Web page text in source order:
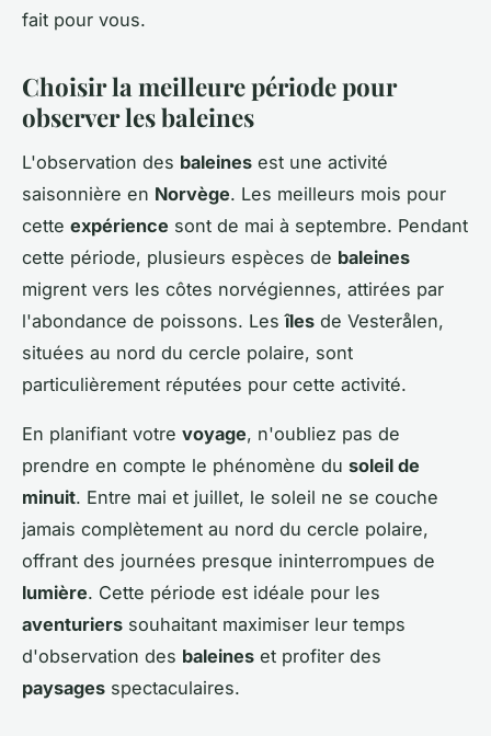
fait pour vous.
Choisir la meilleure période pour
observer les baleines
L'observation des baleines est une activité
saisonnière en Norvège. Les meilleurs mois pour
cette expérience sont de mai à septembre. Pendant
cette période, plusieurs espèces de baleines
migrent vers les côtes norvégiennes, attirées par
l'abondance de poissons. Lesîles de Vesterålen,
situées au nord du cercle polaire, sont
particulièrement réputées pour cette activité.
En planifiant votre voyage, n'oubliez pas de
prendre en compte le phénomène du soleil de
minuit. Entre mai et juillet, le soleil ne se couche
jamais complètement au nord du cercle polaire,
offrant des journées presque ininterrompues de
lumière. Cette période est idéale pour les
aventuriers souhaitant maximiser leur temps
d'observation des baleines et profiter des
paysages spectaculaires.